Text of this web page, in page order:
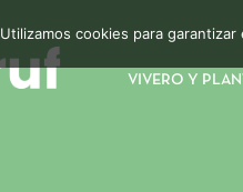
VIVERO Y
Utilizamos cookies para